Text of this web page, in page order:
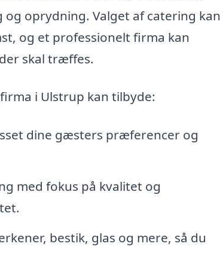
oprydning. Valget af catering kan
og et professionelt firma kan
skal træffes.
i Ulstrup kan tilbyde:
dine gæsters præferencer og
med fokus på kvalitet og
bestik, glas og mere, så du